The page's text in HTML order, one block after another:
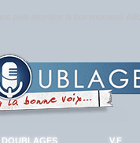
DOUBLAGES V.F